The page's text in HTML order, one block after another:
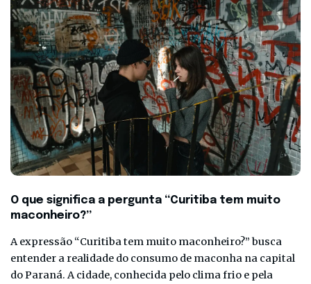
O que significa a pergunta “Curitiba tem muito
maconheiro?”
A expressão “Curitiba tem muito maconheiro?” busca
entender a realidade do consumo de maconha na capital
do Paraná. A cidade, conhecida pelo clima frio e pela